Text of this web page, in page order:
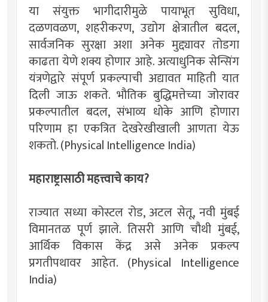
या संयुक्त भागीदारीमुळे पायाभूत सुविधा,
दळणवळण, शहरीकरण, उद्योग क्षेत्रातील बदल,
सार्वजनिक सुरक्षा अशा अनेक मुद्द्यावर तोडगा
काढता येणे शक्य होणार आहे. अत्याधुनिक सेन्सिंग
यंत्रणेद्वारे संपूर्ण प्रकल्पाची अद्यावत माहिती यात
दिली जाऊ शकते. भौतिक बुद्धिमत्तेच्या जोरावर
प्रकल्पातील बदल, संभाव्य धोके आणि होणारा
परिणाम हा एकत्रित देखरेखीखाली आणता येऊ
शकतो.(Physical Intelligence India)
महाराष्ट्रासाठी महत्त्वाचे काय?
राज्यात सध्या कोस्टल रोड, अटल सेतू, नवी मुंबई
विमानतळ पूर्ण झाले. तिसरी आणि चौथी मुंबई,
आर्थिक विकास केंद्र असे अनेक प्रकल्प
प्रगतीपथावर आहेत. (Physical Intelligence
India)